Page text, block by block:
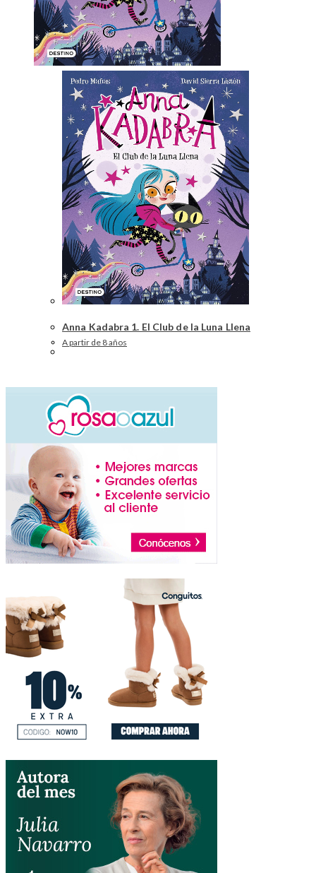
Anna Kadabra 1. El Club de la Luna Llena
A partir de 8 años